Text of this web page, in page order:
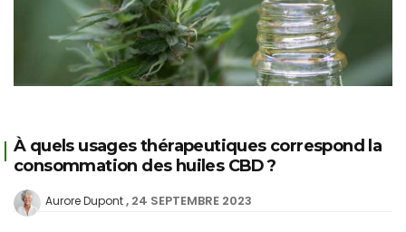
À quels usages thérapeutiques correspond la
consommation des huiles CBD ?
Aurore Dupont 24 SEPTEMBRE 2023